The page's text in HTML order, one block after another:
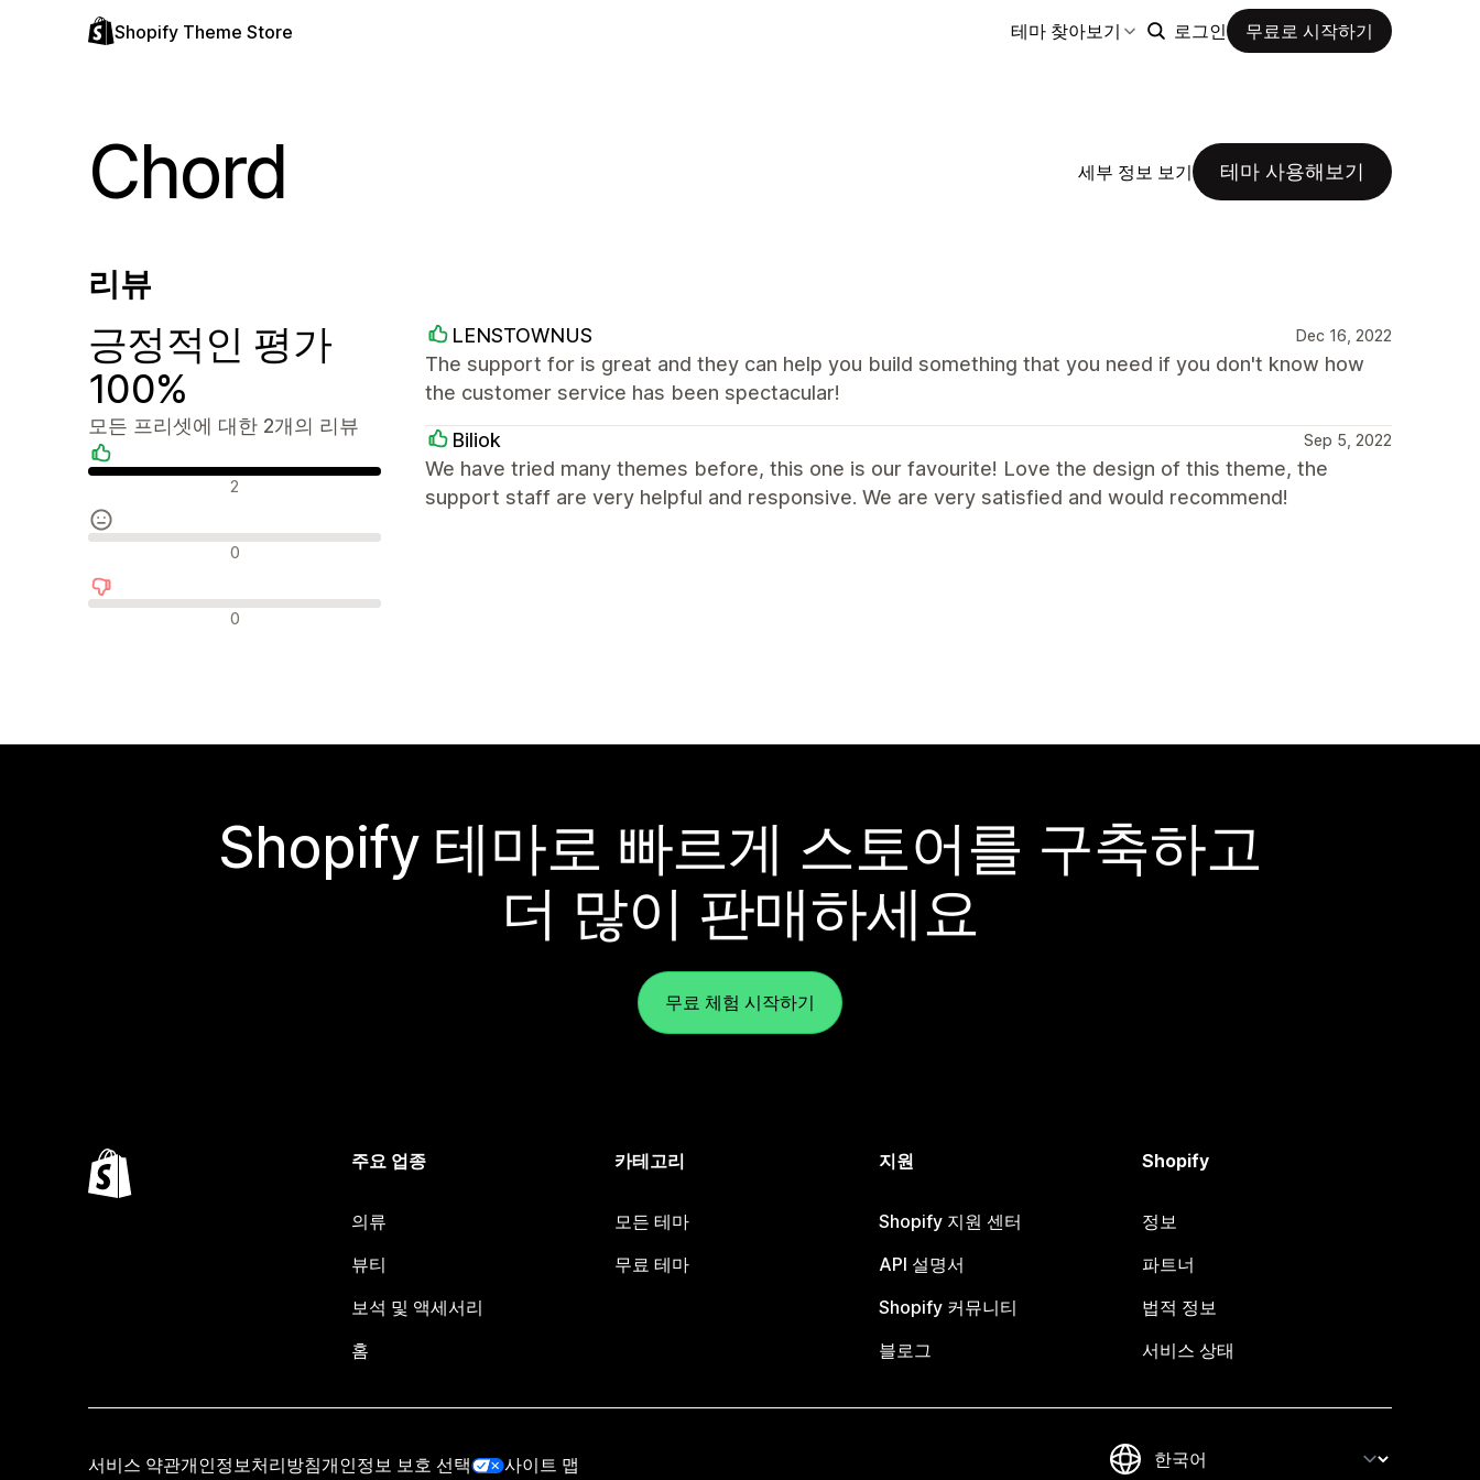
Shopify Theme Store 테마 찾아보기 로그인 무료로 시작하기
Chord 세부 정보 보기 테마 사용해보기
리뷰
긍정적인 평가
100%
모든 프리셋에 대한 2개의 리뷰
긍정적인 리뷰 2
중립적인 리뷰 0
부정적인 리뷰 0
LENSTOWNUS Dec 16, 2022
The support for is great and they can help you build something that you need if you don't know how
the customer service has been spectacular!
Biliok Sep 5, 2022
We have tried many themes before, this one is our favourite! Love the design of this theme, the
support staff are very helpful and responsive. We are very satisfied and would recommend!
Shopify 테마로 빠르게 스토어를 구축하고
더 많이 판매하세요
무료 체험 시작하기
주요 업종
의류
뷰티
보석 및 액세서리
홈
카테고리
모든 테마
무료 테마
지원
Shopify 지원 센터
API 설명서
Shopify 커뮤니티
블로그
Shopify
정보
파트너
법적 정보
서비스 상태
서비스 약관개인정보처리방침개인정보 보호 선택 사이트 맵